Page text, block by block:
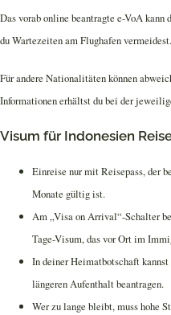
Das vorab online beantragte e-VoA
du Wartezeiten am Flughafen vermeidest.
Für andere Nationalitäten können
Informationen erhältst du bei der
Visum für Indonesien
Einreise nur mit Reisepass, der
Monate gültig ist.
Am „Visa on Arrival“-Schalter
Tage-Visum, das vor Ort im
In deiner Heimatbotschaft
längeren Aufenthalt beantragen.
Wer zu lange bleibt, muss hohe